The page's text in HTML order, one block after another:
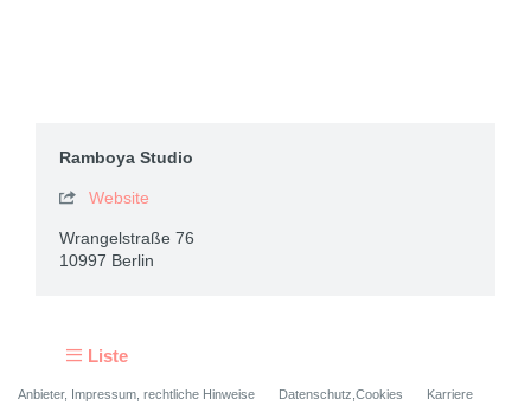
Ramboya Studio
 Website
Wrangelstraße 76
10997 Berlin
Liste
Anbieter, Impressum, rechtliche Hinweise Datenschutz,Cookies Karriere